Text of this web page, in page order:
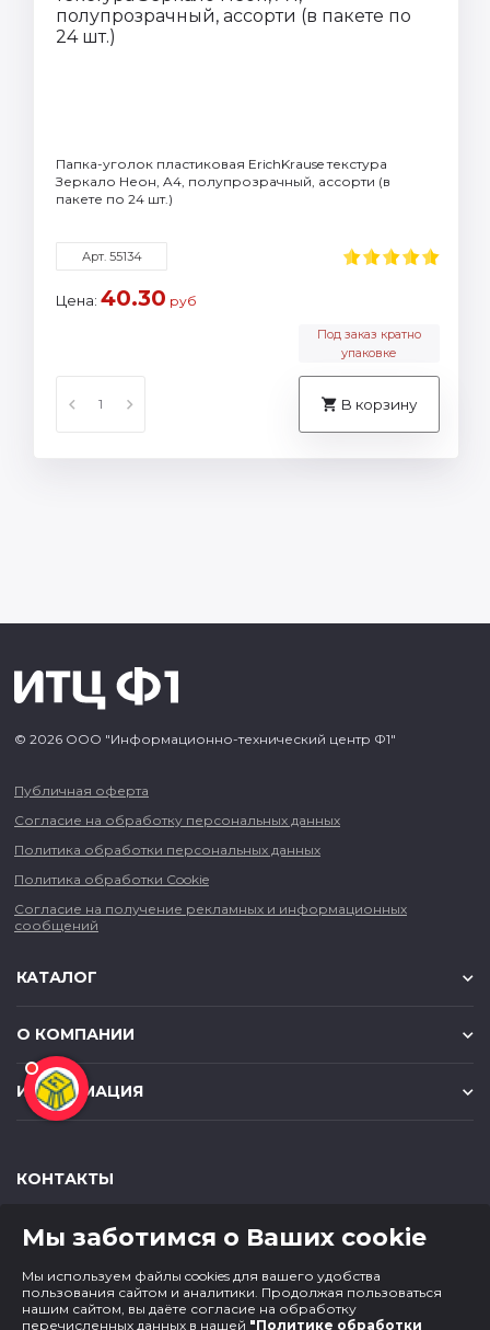
Папка-уголок пластиковая ErichKrause текстура
Зеркало Неон, A4, полупрозрачный, ассорти (в
пакете по 24 шт.)
Арт. 55134
Цена: 40.30 руб
Под заказ кратно
упаковке
В корзину
© 2026 ООО "Информационно-технический центр Ф1"
Публичная оферта
Согласие на обработку персональных данных
Политика обработки персональных данных
Политика обработки Cookie
Согласие на получение рекламных и информационных
сообщений
КАТАЛОГ
О КОМПАНИИ
ИНФОРМАЦИЯ
КОНТАКТЫ
650000 ,г. Кемерово,ул. Мичурина, д.13
paper@cf1.ru
Мы заботимся о Ваших cookie
Мы используем файлы cookies для вашего удобства
пользования сайтом и аналитики. Продолжая пользоваться
нашим сайтом, вы даёте согласие на обработку
перечисленных данных в нашей "Политике обработки